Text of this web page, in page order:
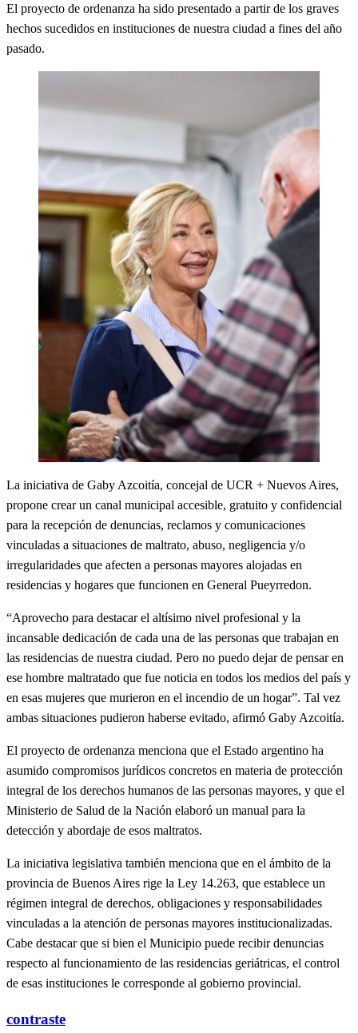
El proyecto de ordenanza ha sido presentado a partir de los graves
hechos sucedidos en instituciones de nuestra ciudad a fines del año
pasado.
La iniciativa de Gaby Azcoitía, concejal de UCR + Nuevos Aires,
propone crear un canal municipal accesible, gratuito y confidencial
para la recepción de denuncias, reclamos y comunicaciones
vinculadas a situaciones de maltrato, abuso, negligencia y/o
irregularidades que afecten a personas mayores alojadas en
residencias y hogares que funcionen en General Pueyrredon.
“Aprovecho para destacar el altísimo nivel profesional y la
incansable dedicación de cada una de las personas que trabajan en
las residencias de nuestra ciudad. Pero no puedo dejar de pensar en
ese hombre maltratado que fue noticia en todos los medios del país y
en esas mujeres que murieron en el incendio de un hogar”. Tal vez
ambas situaciones pudieron haberse evitado, afirmó Gaby Azcoitía.
El proyecto de ordenanza menciona que el Estado argentino ha
asumido compromisos jurídicos concretos en materia de protección
integral de los derechos humanos de las personas mayores, y que el
Ministerio de Salud de la Nación elaboró un manual para la
detección y abordaje de esos maltratos.
La iniciativa legislativa también menciona que en el ámbito de la
provincia de Buenos Aires rige la Ley 14.263, que establece un
régimen integral de derechos, obligaciones y responsabilidades
vinculadas a la atención de personas mayores institucionalizadas.
Cabe destacar que si bien el Municipio puede recibir denuncias
respecto al funcionamiento de las residencias geriátricas, el control
de esas instituciones le corresponde al gobierno provincial.
contraste